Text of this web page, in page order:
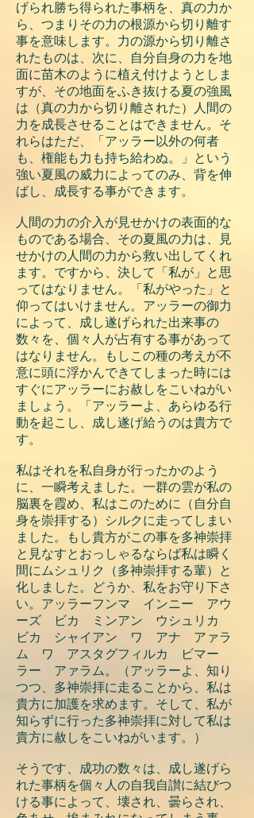
げられ勝ち得られた事柄を、真の力か
ら、つまりその力の根源から切り離す
事を意味します。力の源から切り離さ
れたものは、次に、自分自身の力を地
面に苗木のように植え付けようとしま
すが、その地面をふき抜ける夏の強風
は（真の力から切り離された）人間の
力を成長させることはできません。そ
れらはただ、「アッラー以外の何者
も、権能も力も持ち給わぬ。」という
強い夏風の威力によってのみ、背を伸
ばし、成長する事ができます。
人間の力の介入が見せかけの表面的な
ものである場合、その夏風の力は、見
せかけの人間の力から救い出してくれ
ます。ですから、決して「私が」と思
ってはなりません。「私がやった」と
仰ってはいけません。アッラーの御力
によって、成し遂げられた出来事の
数々を、個々人が占有する事があって
はなりません。もしこの種の考えが不
意に頭に浮かんできてしまった時には
すぐにアッラーにお赦しをこいねがい
ましょう。「アッラーよ、あらゆる行
動を起こし、成し遂げ給うのは貴方で
す。
私はそれを私自身が行ったかのよう
に、一瞬考えました。一群の雲が私の
脳裏を霞め、私はこのために（自分自
身を崇拝する）シルクに走ってしまい
ました。もし貴方がこの事を多神崇拝
と見なすとおっしゃるならば私は瞬く
間にムシュリク（多神崇拝する輩）と
化しました。どうか、私をお守り下さ
い。アッラーフンマ インニー アウ
ーズ ビカ ミンアン ウシュリカ
ビカ シャイアン ワ アナ アァラ
ム ワ アスタグフィルカ ビマー
ラー アァラム。（アッラーよ、知り
つつ、多神崇拝に走ることから、私は
貴方に加護を求めます。そして、私が
知らずに行った多神崇拝に対して私は
貴方に赦しをこいねがいます。）
そうです、成功の数々は、成し遂げら
れた事柄を個々人の自我自讃に結びつ
ける事によって、壊され、曇らされ、